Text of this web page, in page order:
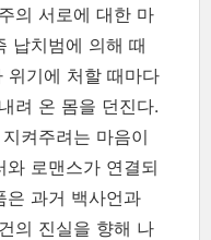
의 서로에 대한 마
납치범에 의해 때
위기에 처할 때마다
려 온 몸을 던진다.
켜주려는 마음이
로맨스가 연결되
은 과거 백사언과
의 진실을 향해 나